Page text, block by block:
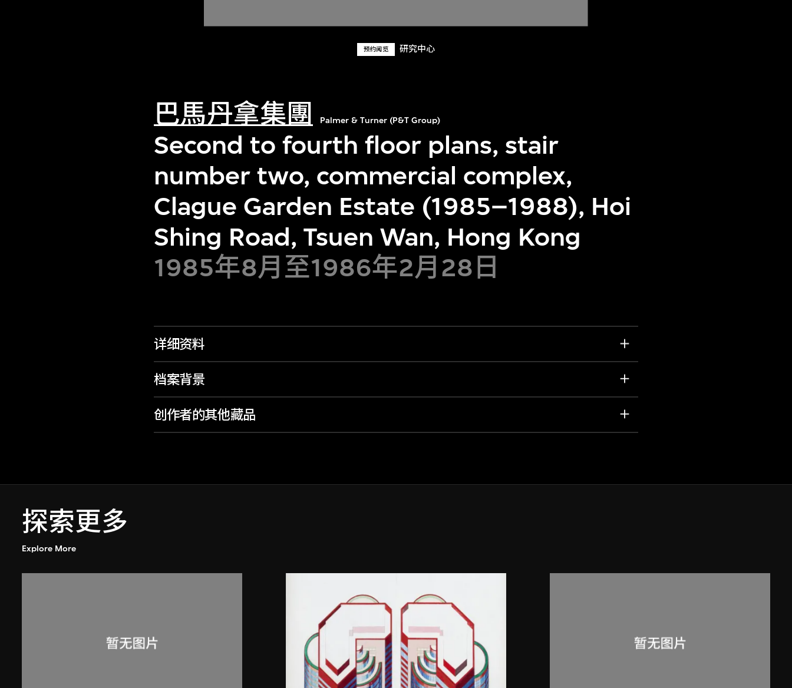
预约阅览 研究中心
巴馬丹拿集團 Palmer & Turner (P&T Group)
Second to fourth floor plans, stair
number two, commercial complex,
Clague Garden Estate (1985–1988), Hoi
Shing Road, Tsuen Wan, Hong Kong
1985年8月至1986年2月28日
详细资料
档案背景
创作者的其他藏品
探索更多
Explore More